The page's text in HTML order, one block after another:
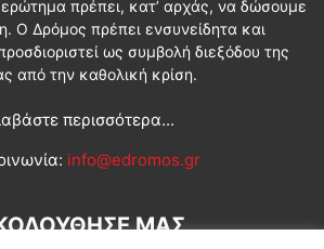
πρέπει, κατ’ αρχάς, να δώσουμε
Ο Δρόμος πρέπει ενσυνείδητα και
ως συμβολή διεξόδου της
από την καθολική κρίση.
περισσότερα...
info@edromos.gr
ΜΑΣ